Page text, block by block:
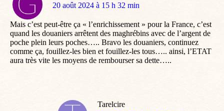
dit
20 août 2024 à 15 h 32 min
Mais c’est peut-être ça « l’enrichissement » pour la France, c’est
quand les douaniers arrêtent des maghrébins avec de l’argent de
poche plein leurs poches….. Bravo les douaniers, continuez
comme ça, fouillez-les bien et fouillez-les tous….. ainsi, l’ETAT
aura très vite les moyens de rembourser sa dette…..
Tarelcire